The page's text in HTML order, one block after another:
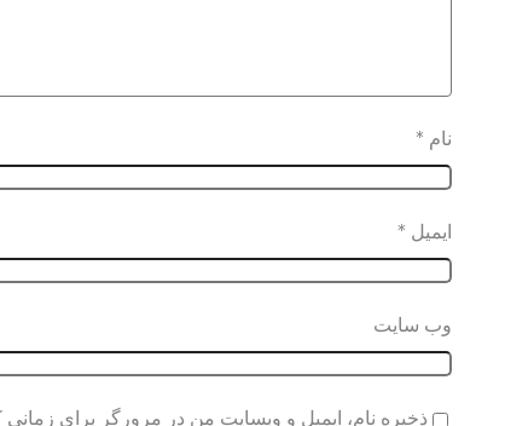
نام *
ایمیل *
وب‌ سایت
ذخیره نام، ایمیل و وبسایت من در مرورگر برای